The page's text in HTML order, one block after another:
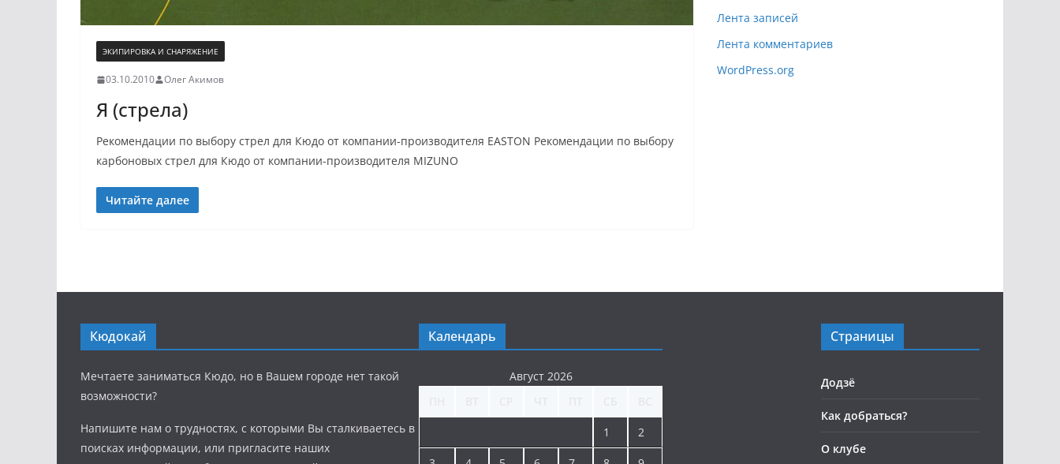
ЭКИПИРОВКА И СНАРЯЖЕНИЕ
03.10.2010 Олег Акимов
Я (стрела)
Рекомендации по выбору стрел для Кюдо от компании-производителя EASTON Рекомендации по выбору
карбоновых стрел для Кюдо от компании-производителя MIZUNO
Читайте далее
Лента записей
Лента комментариев
WordPress.org
Кюдокай
Мечтаете заниматься Кюдо, но в Вашем городе нет такой
возможности?
Напишите нам о трудностях, с которыми Вы сталкиваетесь в
поисках информации, или пригласите наших
Календарь
Август 2026
1 2
Страницы
Додзё
Как добраться?
О клубе